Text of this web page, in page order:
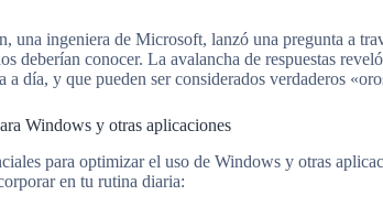
una ingeniera de Microsoft, lanzó una pregunta a
deberían conocer. La avalancha de respuestas
a día, y que pueden ser considerados verdaderos
Windows y otras aplicaciones
para optimizar el uso de Windows y otras
en tu rutina diaria: